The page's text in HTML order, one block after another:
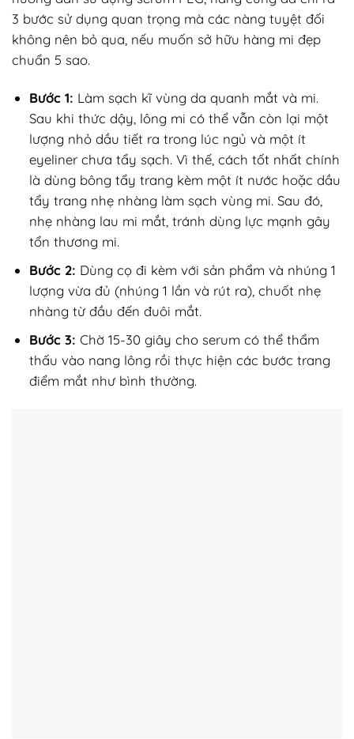
3 bước sử dụng quan trọng mà các nàng tuyệt đối
không nên bỏ qua, nếu muốn sở hữu hàng mi đẹp
chuẩn 5 sao.
Bước 1: Làm sạch kĩ vùng da quanh mắt và mi.
Sau khi thức dậy, lông mi có thể vẫn còn lại một
lượng nhỏ dầu tiết ra trong lúc ngủ và một ít
eyeliner chưa tẩy sạch. Vì thế, cách tốt nhất chính
là dùng bông tẩy trang kèm một ít nước hoặc dầu
tẩy trang nhẹ nhàng làm sạch vùng mi. Sau đó,
nhẹ nhàng lau mi mắt, tránh dùng lực mạnh gây
tổn thương mi.
Bước 2: Dùng cọ đi kèm với sản phẩm và nhúng 1
lượng vừa đủ (nhúng 1 lần và rút ra), chuốt nhẹ
nhàng từ đầu đến đuôi mắt.
Bước 3: Chờ 15-30 giây cho serum có thể thẩm
thấu vào nang lông rồi thực hiện các bước trang
điểm mắt như bình thường.